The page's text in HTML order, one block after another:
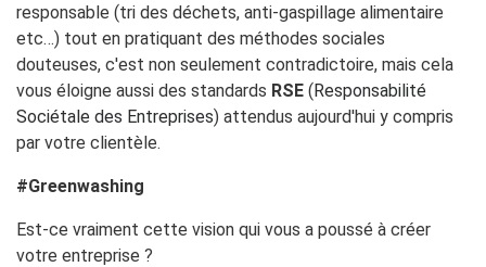
responsable (tri des déchets, anti-gaspillage alimentaire
etc…) tout en pratiquant des méthodes sociales
douteuses, c'est non seulement contradictoire, mais cela
vous éloigne aussi des standards RSE (Responsabilité
Sociétale des Entreprises) attendus aujourd'hui y compris
par votre clientèle.
#Greenwashing
Est-ce vraiment cette vision qui vous a poussé à créer
votre entreprise ?